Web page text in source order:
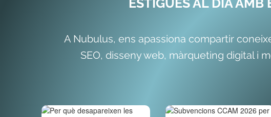
ESTIGUES AL DIA AMB
A Nubulus, ens apassiona compartir
SEO, disseny web, màrqueting digital i